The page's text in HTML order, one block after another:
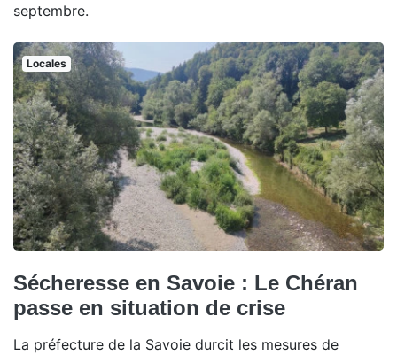
septembre.
Locales
Sécheresse en Savoie : Le Chéran
passe en situation de crise
La préfecture de la Savoie durcit les mesures de